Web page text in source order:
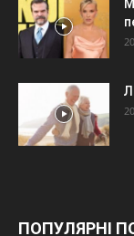
ПОПУЛЯРНІ